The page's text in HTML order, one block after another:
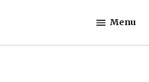
Moscow
Menu